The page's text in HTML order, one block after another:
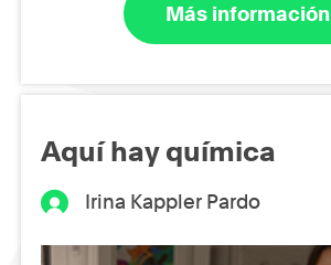
Más información
Aquí hay química
Irina Kappler Pardo